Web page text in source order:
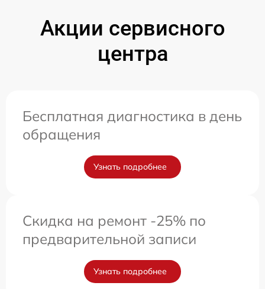
Акции сервисного
центра
Бесплатная диагностика в день
обращения
Узнать подробнее
Скидка на ремонт -25% по
предварительной записи
Узнать подробнее